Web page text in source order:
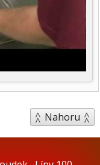
Nahoru